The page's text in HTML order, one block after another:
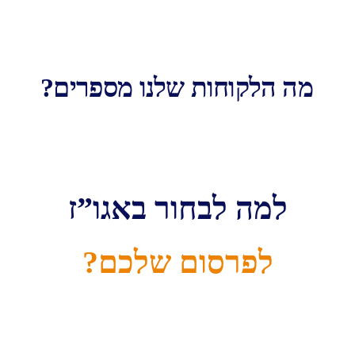
מה הלקוחות שלנו מספרים?
למה לבחור באגו”ז
לפרסום שלכם?